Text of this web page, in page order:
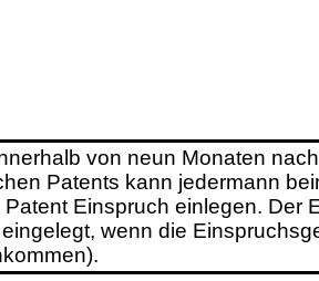
von neun Monaten
Patents kann jedermann
Einspruch einlegen. Der
wenn die